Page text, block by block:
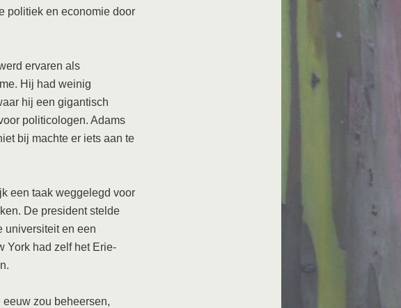
politiek en economie door
ervaren als
Hij had weinig
hij een gigantisch
politicologen. Adams
bij machte er iets aan te
een taak weggelegd voor
De president stelde
universiteit en een
York had zelf het Erie-
zou beheersen,